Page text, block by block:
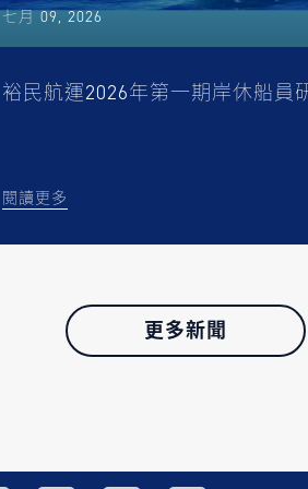
七月 09, 2026
裕民航運2026年第一期岸休船員
閱讀更多
更多新聞